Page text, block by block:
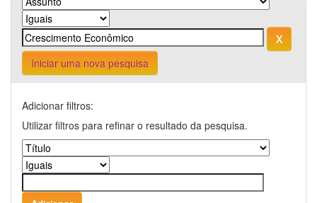
Iniciar uma nova pesquisa
Adicionar filtros:
Utilizar filtros para refinar o resultado da pesquisa.